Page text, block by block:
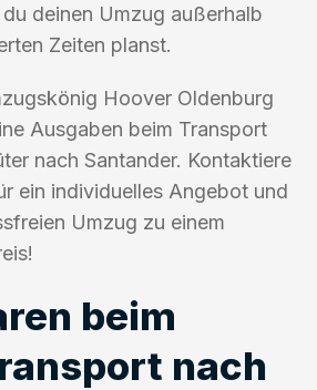
deinen Umzug außerhalb
Zeiten planst.
Hoover Oldenburg
Ausgaben beim Transport
nach Santander. Kontaktiere
ein individuelles Angebot und
Umzug zu einem
beim
nach